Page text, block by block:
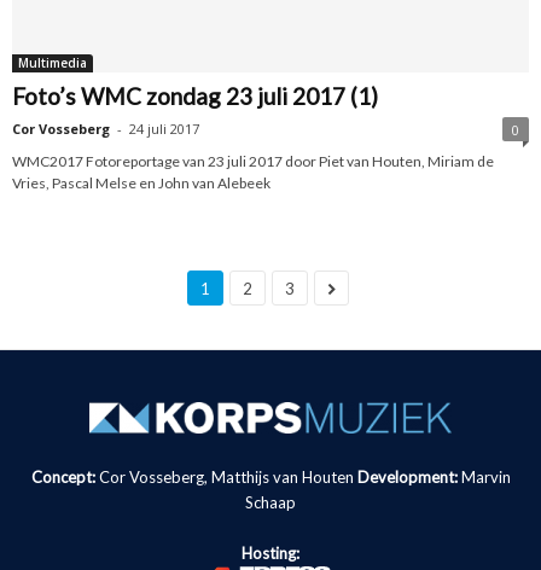
Multimedia
Foto’s WMC zondag 23 juli 2017 (1)
Cor Vosseberg - 24 juli 2017
0
WMC2017 Fotoreportage van 23 juli 2017 door Piet van Houten, Miriam de
Vries, Pascal Melse en John van Alebeek
1 2 3
Concept:Cor Vosseberg, Matthijs van Houten Development: Marvin
Schaap
Hosting: